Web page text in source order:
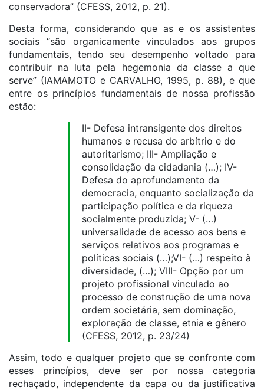
conservadora” (CFESS, 2012, p. 21).
Desta forma, considerando que as e os assistentes
sociais “são organicamente vinculados aos grupos
fundamentais, tendo seu desempenho voltado para
contribuir na luta pela hegemonia da classe a que
serve” (IAMAMOTO e CARVALHO, 1995, p. 88), e que
entre os princípios fundamentais de nossa profissão
estão:
II- Defesa intransigente dos direitos
humanos e recusa do arbítrio e do
autoritarismo; III- Ampliação e
consolidação da cidadania (…); IV-
Defesa do aprofundamento da
democracia, enquanto socialização da
participação política e da riqueza
socialmente produzida; V- (…)
universalidade de acesso aos bens e
serviços relativos aos programas e
políticas sociais (…);VI- (…) respeito à
diversidade, (…); VIII- Opção por um
projeto profissional vinculado ao
processo de construção de uma nova
ordem societária, sem dominação,
exploração de classe, etnia e gênero
(CFESS, 2012, p. 23/24)
Assim, todo e qualquer projeto que se confronte com
esses princípios, deve ser por nossa categoria
rechaçado, independente da capa ou da justificativa